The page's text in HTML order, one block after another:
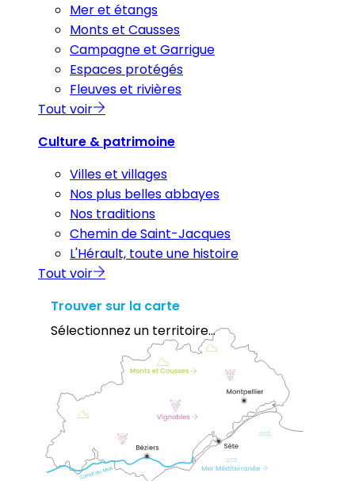
Mer et étangs
Monts et Causses
Campagne et Garrigue
Espaces protégés
Fleuves et rivières
Tout voir
Culture & patrimoine
Villes et villages
Nos plus belles abbayes
Nos traditions
Chemin de Saint-Jacques
L'Hérault, toute une histoire
Tout voir
Trouver sur la carte
Sélectionnez un territoire...